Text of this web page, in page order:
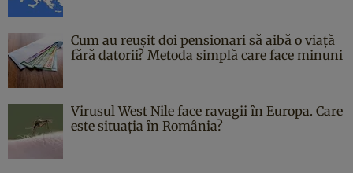
Cum au reușit doi pensionari să aibă o viață
fără datorii? Metoda simplă care face minuni
Virusul West Nile face ravagii în Europa. Care
este situația în România?